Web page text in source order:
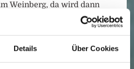
Details Über Cookies
Weinberg, da wird dann
Weidelamm am Grill
weitergeht, haben Jürgen